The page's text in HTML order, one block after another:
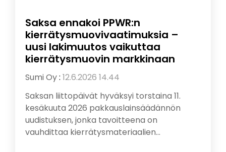
Saksa ennakoi PPWR:n
kierrätysmuovivaatimuksia –
uusi lakimuutos vaikuttaa
kierrätysmuovin markkinaan
Sumi Oy: 12.6.2026 14.44
Saksan liittopäivät hyväksyi torstaina 11.
kesäkuuta 2026 pakkauslainsäädännön
uudistuksen, jonka tavoitteena on
vauhdittaa kierrätysmateriaalien...